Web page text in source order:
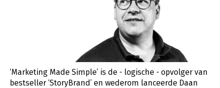
‘Marketing Made Simple’ is de - logische - opvolger van
bestseller ‘StoryBrand’ en wederom lanceerde Daan